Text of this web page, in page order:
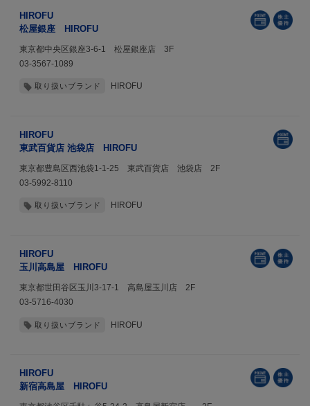
HIROFU
松屋銀座 HIROFU
東京都中央区銀座3-6-1 松屋銀座店 3F
03-3567-1089
取り扱いブランド HIROFU
HIROFU
東武百貨店 池袋店 HIROFU
東京都豊島区西池袋1-1-25 東武百貨店 池袋店 2F
03-5992-8110
取り扱いブランド HIROFU
HIROFU
玉川高島屋 HIROFU
東京都世田谷区玉川3-17-1 高島屋玉川店 2F
03-5716-4030
取り扱いブランド HIROFU
HIROFU
新宿高島屋 HIROFU